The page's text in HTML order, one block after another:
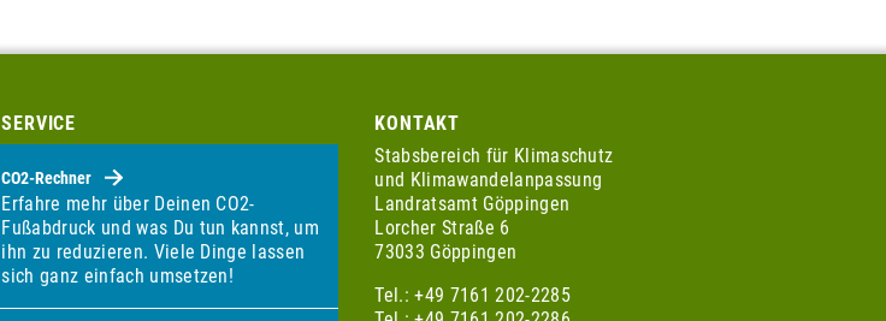
SERVICE
CO2-Rechner
Erfahre mehr über Deinen CO2-
Fußabdruck und was Du tun kannst, um
ihn zu reduzieren. Viele Dinge lassen
sich ganz einfach umsetzen!
KONTAKT
Stabsbereich für Klimaschutz
und Klimawandelanpassung
Landratsamt Göppingen
Lorcher Straße 6
73033 Göppingen
Tel.: +49 7161 202-2285